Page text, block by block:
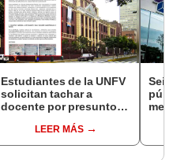
Estudiantes de la UNFV
solicitan tachar a
docente por presunto
incumplimiento de malla
curricular
LEER MÁS
Seis
Perú